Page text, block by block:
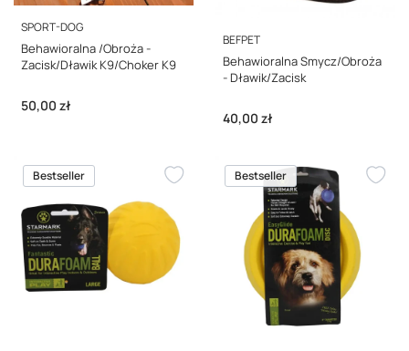
PRODUCENT
SPORT-DOG
Behawioralna /Obroża -
Zacisk/Dławik K9/Choker K9
Cena
50,00 zł
PRODUCENT
BEFPET
Behawioralna Smycz/Obroża
- Dławik/Zacisk
Cena
40,00 zł
Bestseller Bestseller